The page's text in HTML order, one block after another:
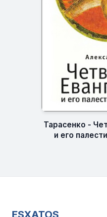
Тарасенко -
и его
ESXATOS